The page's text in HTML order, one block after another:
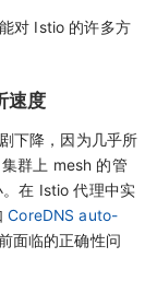
对 Istio 的许多方
速度
下降，因为几乎所
群上 mesh 的管
在 Istio 代理中实
CoreDNS auto-
面临的正确性问